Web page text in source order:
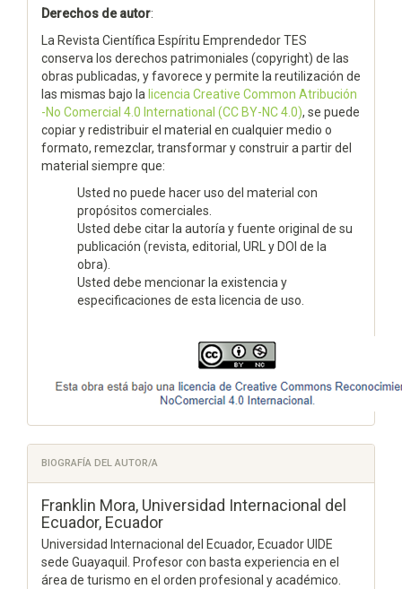
Derechos de autor:
La Revista Científica Espíritu Emprendedor TES
conserva los derechos patrimoniales (copyright) de las
obras publicadas, y favorece y permite la reutilización de
las mismas bajo la licencia Creative Common Atribución
-No Comercial 4.0 International (CC BY-NC 4.0), se puede
copiar y redistribuir el material en cualquier medio o
formato, remezclar, transformar y construir a partir del
material siempre que:
Usted no puede hacer uso del material con
propósitos comerciales.
Usted debe citar la autoría y fuente original de su
publicación (revista, editorial, URL y DOI de la
obra).
Usted debe mencionar la existencia y
especificaciones de esta licencia de uso.
BIOGRAFÍA DEL AUTOR/A
Franklin Mora, Universidad Internacional del
Ecuador, Ecuador
Universidad Internacional del Ecuador, Ecuador UIDE
sede Guayaquil. Profesor con basta experiencia en el
área de turismo en el orden profesional y académico.